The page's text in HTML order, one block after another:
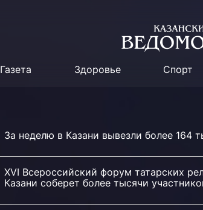
Газета Здоровье Спорт
За неделю в Казани вывезли более 164
XVI Всероссийский форум татарских
Казани соберет более тысячи